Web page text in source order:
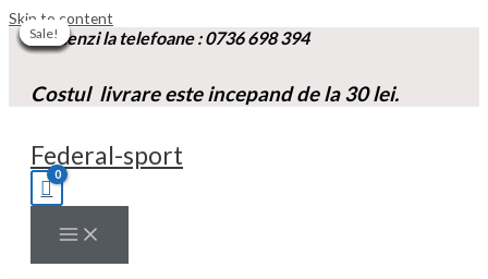
Skip to content
Comenzi la telefoane :0736 698 394
Costul livrare este incepand de la 30 lei.
Federal-sport
Sale!
Sale!
Sale!
Sale!
Sale!
Sale!
Sale!
Sale!
Sale!